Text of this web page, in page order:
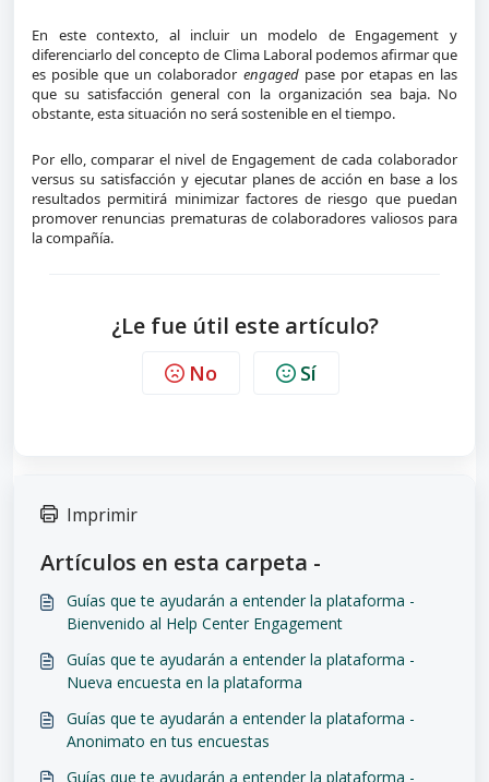
En este contexto, al incluir un modelo de Engagement y
diferenciarlo del concepto de Clima Laboral podemos afirmar que
es posible que un colaborador engagedpase por etapas en las
que su satisfacción general con la organización sea baja. No
obstante, esta situación no será sostenible en el tiempo.
Por ello, comparar el nivel de Engagement de cada colaborador
versus su satisfacción y ejecutar planes de acción en base a los
resultados permitirá minimizar factores de riesgo que puedan
promover renuncias prematuras de colaboradores valiosos para
la compañía.
¿Le fue útil este artículo?
No Sí
Imprimir
Artículos en esta carpeta -
Guías que te ayudarán a entender la plataforma -
Bienvenido al Help Center Engagement
Guías que te ayudarán a entender la plataforma -
Nueva encuesta en la plataforma
Guías que te ayudarán a entender la plataforma -
Anonimato en tus encuestas
Guías que te ayudarán a entender la plataforma -